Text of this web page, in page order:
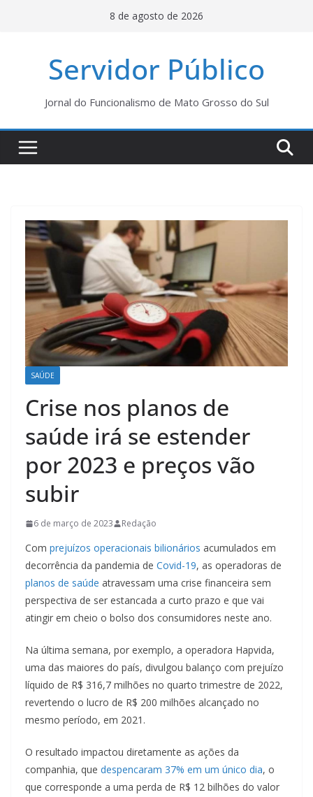
8 de agosto de 2026
Servidor Público
Jornal do Funcionalismo de Mato Grosso do Sul
SAÚDE
Crise nos planos de
saúde irá se estender
por 2023 e preços vão
subir
6 de março de 2023 Redação
Com prejuízos operacionais bilionários acumulados em
decorrência da pandemia de Covid-19, as operadoras de
planos de saúde atravessam uma crise financeira sem
perspectiva de ser estancada a curto prazo e que vai
atingir em cheio o bolso dos consumidores neste ano.
Na última semana, por exemplo, a operadora Hapvida,
uma das maiores do país, divulgou balanço com prejuízo
líquido de R$ 316,7 milhões no quarto trimestre de 2022,
revertendo o lucro de R$ 200 milhões alcançado no
mesmo período, em 2021.
O resultado impactou diretamente as ações da
companhia, que despencaram 37% em um único dia, o
que corresponde a uma perda de R$ 12 bilhões do valor